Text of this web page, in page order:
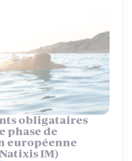
obligataires
phase de
européenne
IM)